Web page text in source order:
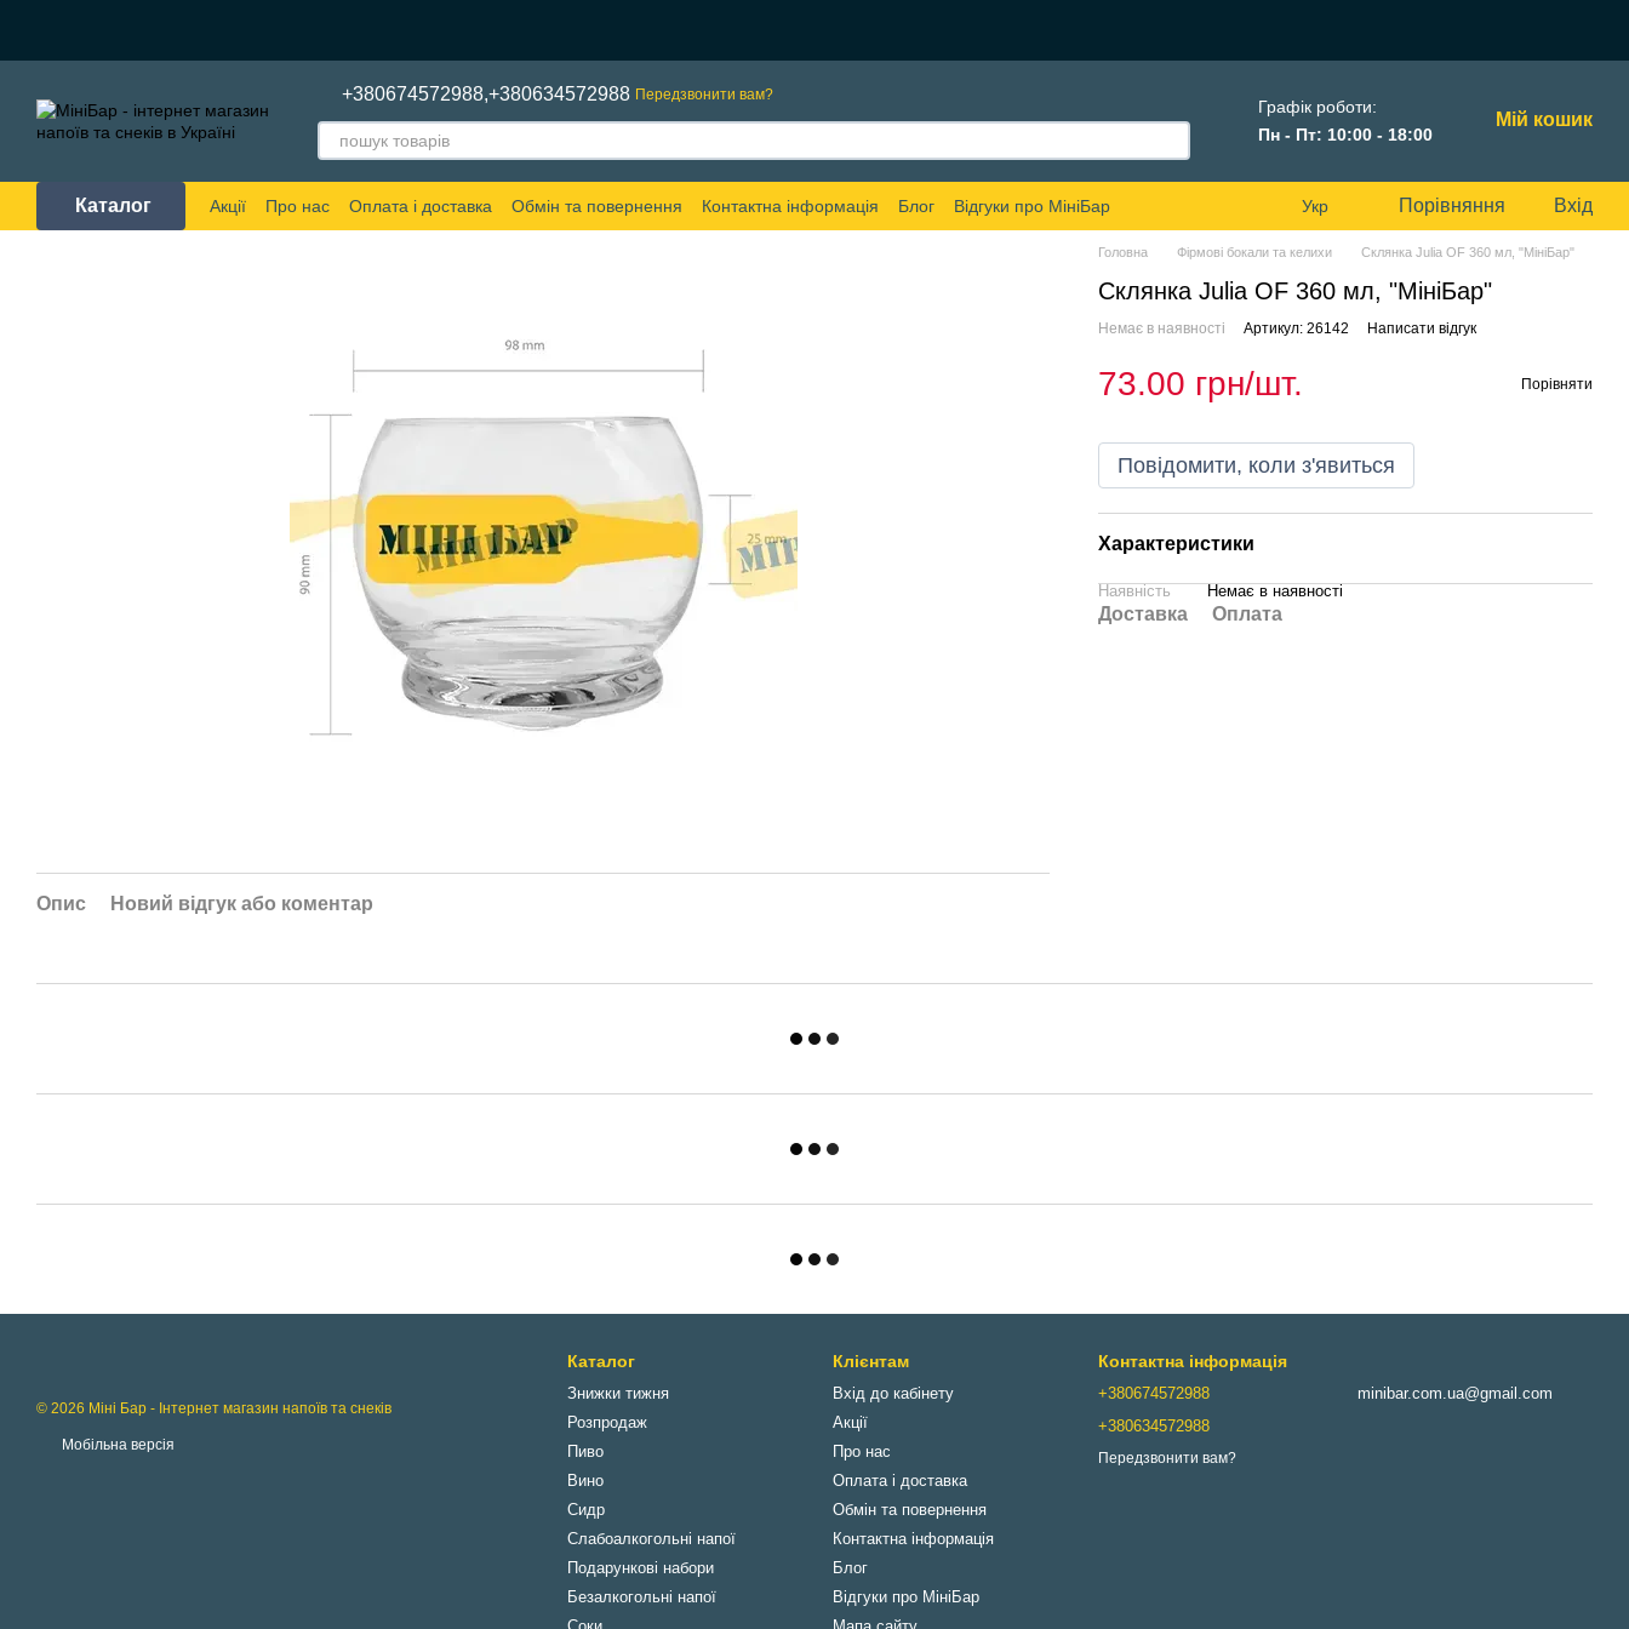
+380674572988,+380634572988 Передзвонити вам?
Графік роботи:
Пн - Пт: 10:00 - 18:00
Мій кошик
Каталог Акції Про нас Оплата і доставка Обмін та повернення Контактна інформація Блог Відгуки про МініБар Укр Порівняння Вхід
Опис Новий відгук або коментар
Головна Фірмові бокали та келихи Склянка Julia OF 360 мл, "МініБар"
Склянка Julia OF 360 мл, "МініБар"
Немає в наявності Артикул: 26142 Написати відгук
73.00 грн/шт. Порівняти
Повідомити, коли з'явиться
Характеристики
Наявність Немає в наявності
Доставка Оплата
© 2026 Міні Бар - Інтернет магазин напоїв та снеків
Мобільна версія
Каталог
Знижки тижня
Розпродаж
Пиво
Вино
Сидр
Слабоалкогольні напої
Подарункові набори
Безалкогольні напої
Клієнтам
Вхід до кабінету
Акції
Про нас
Оплата і доставка
Обмін та повернення
Контактна інформація
Блог
Відгуки про МініБар
Контактна інформація
+380674572988
+380634572988
Передзвонити вам?
minibar.com.ua@gmail.com